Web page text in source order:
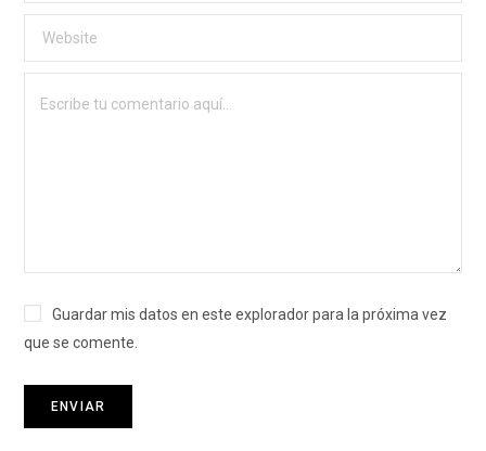
Guardar mis datos en este explorador para la próxima vez
que se comente.